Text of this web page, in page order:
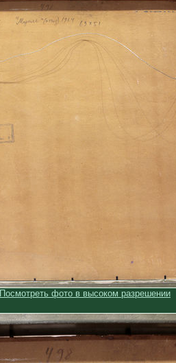
Посмотреть фото в высоком разрешении